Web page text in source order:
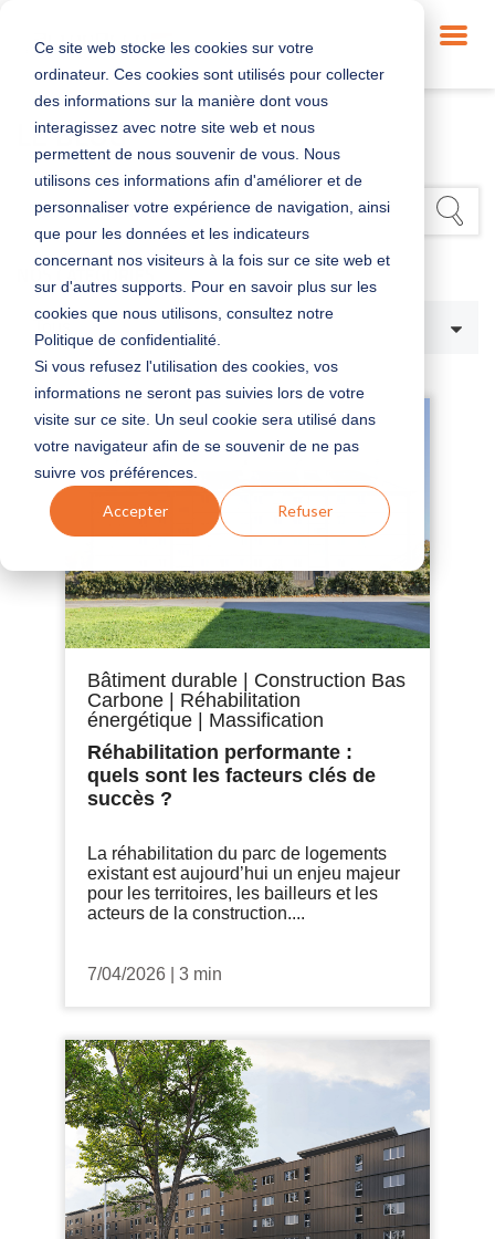
Ce site web stocke les cookies sur votre
ordinateur. Ces cookies sont utilisés pour collecter
des informations sur la manière dont vous
interagissez avec notre site web et nous
permettent de nous souvenir de vous. Nous
utilisons ces informations afin d'améliorer et de
personnaliser votre expérience de navigation, ainsi
que pour les données et les indicateurs
concernant nos visiteurs à la fois sur ce site web et
sur d'autres supports. Pour en savoir plus sur les
cookies que nous utilisons, consultez notre
Politique de confidentialité.
Si vous refusez l'utilisation des cookies, vos
informations ne seront pas suivies lors de votre
visite sur ce site. Un seul cookie sera utilisé dans
votre navigateur afin de se souvenir de ne pas
suivre vos préférences.
Accepter Refuser
LE BLOG
NOS CATÉGORIES
Bâtiment durable
Construction Bas
Carbone
Réhabilitation
énergétique
Massification
Réhabilitation performante :
quels sont les facteurs clés de
succès ?
La réhabilitation du parc de logements
existant est aujourd’hui un enjeu majeur
pour les territoires, les bailleurs et les
acteurs de la construction....
7/04/2026 3 min